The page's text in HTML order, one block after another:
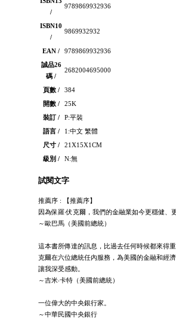
/
9789869932936
ISBN10
/
9869932932
EAN /
9789869932936
誠品26
碼 /
2682004695000
頁數 /
384
開數 /
25K
裝訂 /
P:平裝
語言 /
1:中文 繁體
尺寸 /
21X15X1CM
級別 /
N:無
試閱文字
推薦序 : 【推薦序】
因為保羅‧伏克爾，我們的金融業如今更穩健、
～歐巴馬（美國前總統）
這本書所傳達的訊息，比過去任何時候都來得
克爾在六位總統任內服務，為美國的金融和經濟
讓我深受感動。
～吉米‧卡特（美國前總統）
一位偉大的中央銀行家。
～中華民國中央銀行